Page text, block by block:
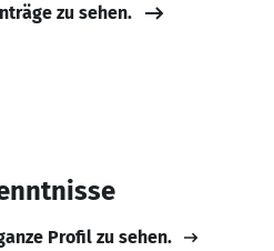
zu sehen.
Profil zu sehen.